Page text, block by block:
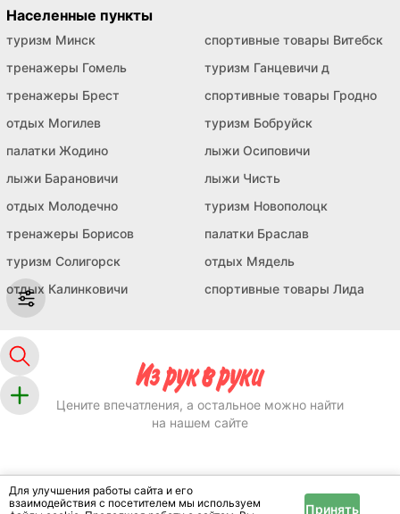
Населенные пункты
туризм Минск
спортивные товары Витебск
тренажеры Гомель
туризм Ганцевичи д
тренажеры Брест
спортивные товары Гродно
отдых Могилев
туризм Бобруйск
палатки Жодино
лыжи Осиповичи
лыжи Барановичи
лыжи Чисть
отдых Молодечно
туризм Новополоцк
тренажеры Борисов
палатки Браслав
туризм Солигорск
отдых Мядель
отдых Калинковичи
спортивные товары Лида
Для улучшения работы сайта и его
взаимодействия с посетителем мы используем
Принять
Цените впечатления, а остальное можно найти
на нашем сайте
Размещение
Реклама